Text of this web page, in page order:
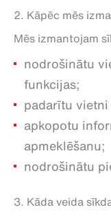
2. Kāpēc mēs
Mēs izmantojam
nodrošinātu
funkcijas;
padarītu
apkopotu
apmeklēšanu;
nodrošinātu
3. Kāda veida